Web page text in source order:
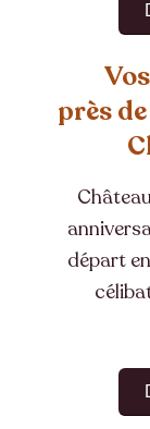
près
départ